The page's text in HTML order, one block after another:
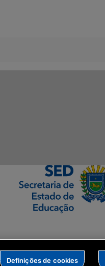
Definições de cookies